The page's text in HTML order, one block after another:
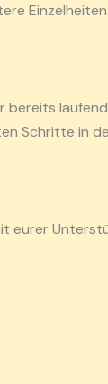
bereits
Schritte in
eurer